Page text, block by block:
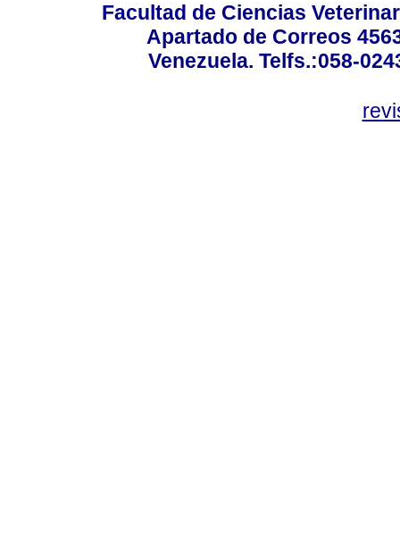
Facultad de Ciencias
Apartado de Correos
Venezuela. Telfs.:058-